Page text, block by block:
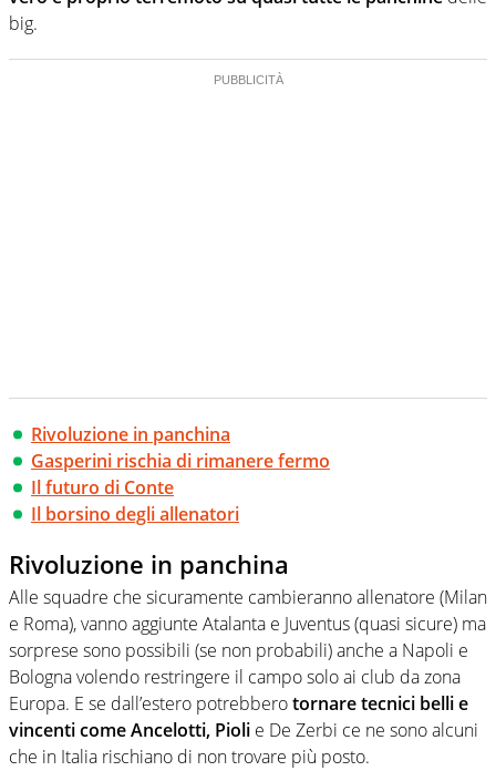
big.
Rivoluzione in panchina
Gasperini rischia di rimanere fermo
Il futuro di Conte
Il borsino degli allenatori
Rivoluzione in panchina
Alle squadre che sicuramente cambieranno allenatore (Milan
e Roma), vanno aggiunte Atalanta e Juventus (quasi sicure) ma
sorprese sono possibili (se non probabili) anche a Napoli e
Bologna volendo restringere il campo solo ai club da zona
Europa. E se dall’estero potrebberotornare tecnici belli e
vincenti come Ancelotti, Pioli e De Zerbi ce ne sono alcuni
che in Italia rischiano di non trovare più posto.